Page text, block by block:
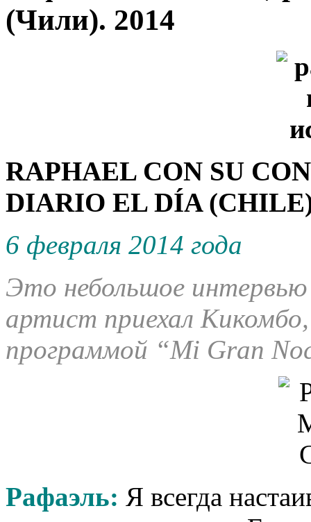
(Чили). 2014
RAPHAEL CON SU
DIARIO EL DÍA
6 февраля 2014 года
Это небольшое интервью
артист приехал
программой “Mi Gran
Рафаэль: Я всегда